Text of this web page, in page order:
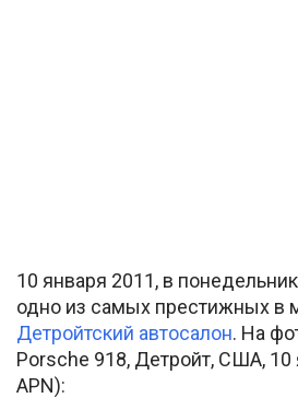
10 января 2011, в
одно из самых престижных в
Детройтский автосалон. На
Porsche 918, Детройт, США, 10
APN):